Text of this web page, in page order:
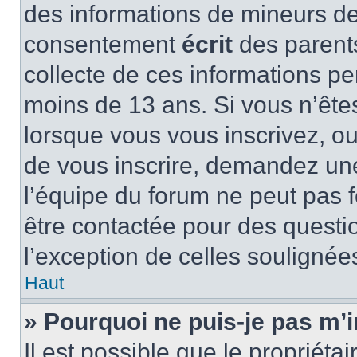
des informations de mineurs
consentement écrit des
collecte de ces informations
moins de 13 ans. Si vous
lorsque vous vous inscrivez,
de vous inscrire, demandez
l’équipe du forum ne peut
être contactée pour des
l’exception de celles
Haut
» Pourquoi ne puis-je pas